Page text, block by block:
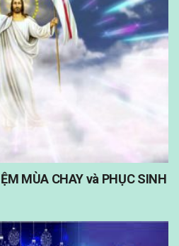
MÙA CHAY và PHỤC SINH